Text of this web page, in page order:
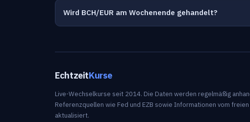
Wird BCH/EUR am Wochenende gehandelt?
EchtzeitKurse
Live-Wechselkurse seit 2014. Die Daten werden regelmäßig
Referenzquellen wie Fed und EZB sowie Informationen vom
aktualisiert.